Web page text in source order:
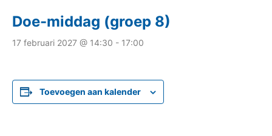
Doe-middag (groep 8)
17 februari 2027 @ 14:30 - 17:00
Toevoegen aan kalender